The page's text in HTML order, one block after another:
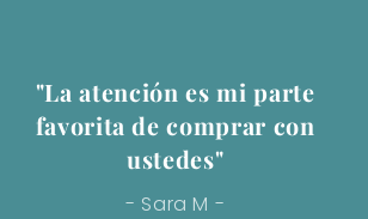
"La atención es mi parte
favorita de comprar con
ustedes"
- Sara M -